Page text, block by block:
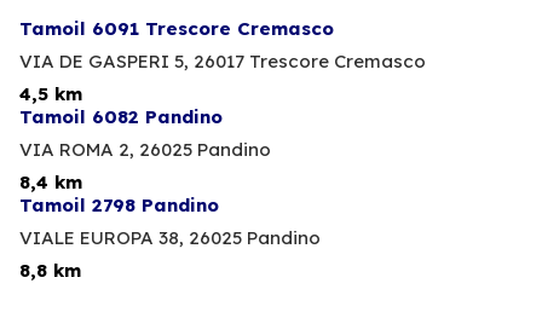
Tamoil 6091 Trescore Cremasco
VIA DE GASPERI 5, 26017 Trescore Cremasco
4,5 km
Tamoil 6082 Pandino
VIA ROMA 2, 26025 Pandino
8,4 km
Tamoil 2798 Pandino
VIALE EUROPA 38, 26025 Pandino
8,8 km